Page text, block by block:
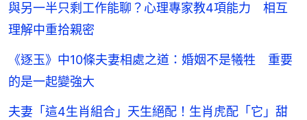
與另一半只剩工作能聊？心理專家教4項能力 相互
理解中重拾親密
《逐玉》中10條夫妻相處之道：婚姻不是犧牲 重要
的是一起變強大
夫妻「這4生肖組合」天生絕配！生肖虎配「它」甜